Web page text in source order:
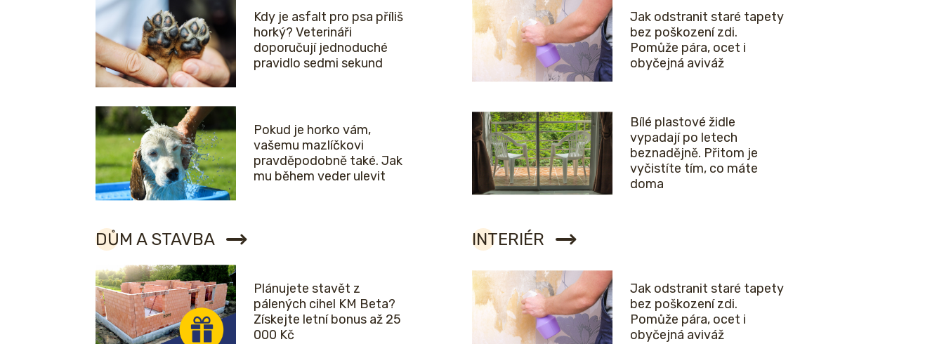
Kdy je asfalt pro psa příliš
horký? Veterináři
doporučují jednoduché
pravidlo sedmi sekund
Pokud je horko vám,
vašemu mazlíčkovi
pravděpodobně také. Jak
mu během veder ulevit
Jak odstranit staré tapety
bez poškození zdi.
Pomůže pára, ocet i
obyčejná aviváž
Bílé plastové židle
vypadají po letech
beznadějně. Přitom je
vyčistíte tím, co máte
doma
DŮM A STAVBA
Plánujete stavět z
pálených cihel KM Beta?
Získejte letní bonus až 25
000 Kč
INTERIÉR
Jak odstranit staré tapety
bez poškození zdi.
Pomůže pára, ocet i
obyčejná aviváž